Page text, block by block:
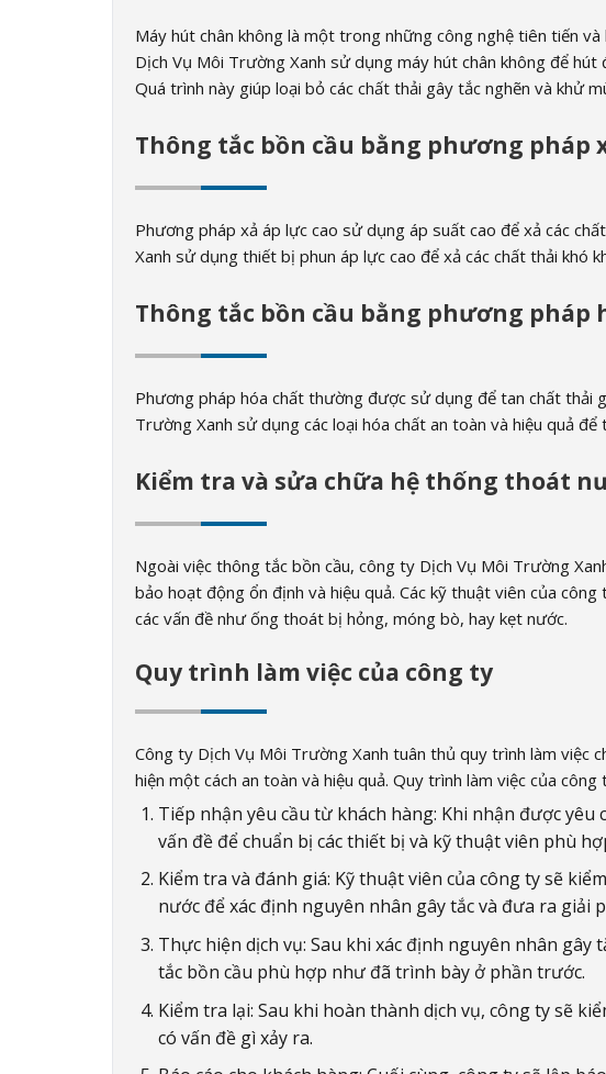
Máy hút chân không là một trong những công nghệ tiên tiến
Dịch Vụ Môi Trường Xanh sử dụng máy hút chân không để
Quá trình này giúp loại bỏ các chất thải gây tắc nghẽn và khử
Thông tắc bồn cầu bằng phương pháp
Phương pháp xả áp lực cao sử dụng áp suất cao để xả các
Xanh sử dụng thiết bị phun áp lực cao để xả các chất thải khó
Thông tắc bồn cầu bằng phương pháp
Phương pháp hóa chất thường được sử dụng để tan chất thải
Trường Xanh sử dụng các loại hóa chất an toàn và hiệu quả
Kiểm tra và sửa chữa hệ thống thoát
Ngoài việc thông tắc bồn cầu, công ty Dịch Vụ Môi Trường
bảo hoạt động ổn định và hiệu quả. Các kỹ thuật viên của
các vấn đề như ống thoát bị hỏng, móng bò, hay kẹt nước.
Quy trình làm việc của công ty
Công ty Dịch Vụ Môi Trường Xanh tuân thủ quy trình làm việc
hiện một cách an toàn và hiệu quả. Quy trình làm việc của công
Tiếp nhận yêu cầu từ khách hàng: Khi nhận được
vấn đề để chuẩn bị các thiết bị và kỹ thuật viên phù
Kiểm tra và đánh giá: Kỹ thuật viên của công ty sẽ
nước để xác định nguyên nhân gây tắc và đưa ra giải
Thực hiện dịch vụ: Sau khi xác định nguyên nhân
tắc bồn cầu phù hợp như đã trình bày ở phần trước.
Kiểm tra lại: Sau khi hoàn thành dịch vụ, công ty sẽ
có vấn đề gì xảy ra.